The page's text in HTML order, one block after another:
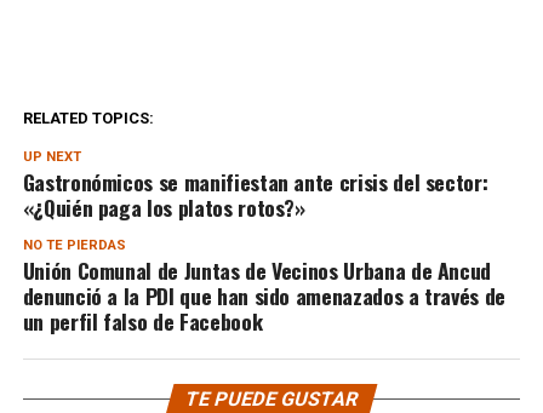
RELATED TOPICS:
UP NEXT
Gastronómicos se manifiestan ante crisis del sector:
«¿Quién paga los platos rotos?»
NO TE PIERDAS
Unión Comunal de Juntas de Vecinos Urbana de Ancud
denunció a la PDI que han sido amenazados a través de
un perfil falso de Facebook
TE PUEDE GUSTAR